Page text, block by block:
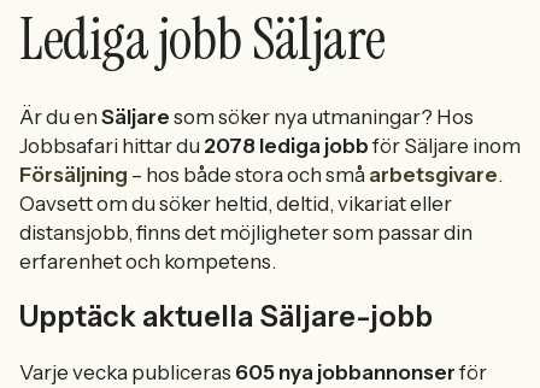
Lediga jobb Säljare
Är du en Säljare som söker nya utmaningar? Hos
Jobbsafari hittar du 2078 lediga jobb för Säljare inom
Försäljning – hos både stora och små arbetsgivare.
Oavsett om du söker heltid, deltid, vikariat eller
distansjobb, finns det möjligheter som passar din
erfarenhet och kompetens.
Upptäck aktuella Säljare-jobb
Varje vecka publiceras 605 nya jobbannonser för